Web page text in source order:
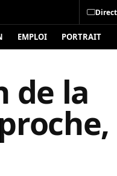
EMPLOI PORTRAIT
de la